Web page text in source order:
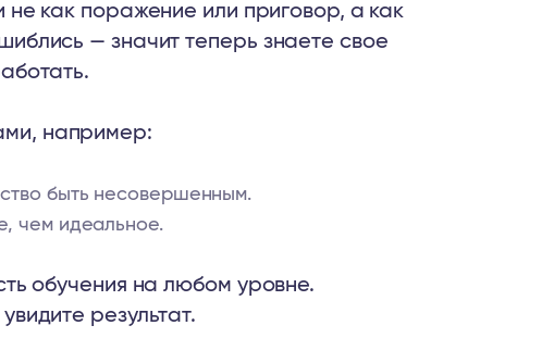
как поражение или приговор, а как
— значит теперь знаете свое
например:
быть несовершенным.
чем идеальное.
обучения на любом уровне.
результат.